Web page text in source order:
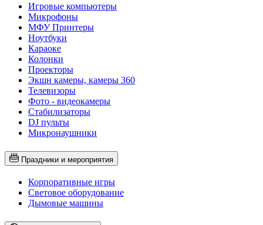
Игровые компьютеры
Микрофоны
МФУ Принтеры
Ноутбуки
Караоке
Колонки
Проекторы
Экшн камеры, камеры 360
Телевизоры
Фото - видеокамеры
Стабилизаторы
DJ пульты
Микронаушники
Праздники и мероприятия
Корпоративные игры
Световое оборудование
Дымовые машины